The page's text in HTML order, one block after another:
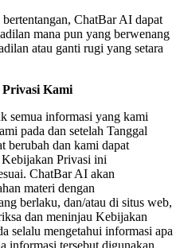
ChatBar AI dapat
mana pun yang berwenang
atau ganti rugi yang setara
Privasi Kami
semua informasi yang kami
pada dan setelah Tanggal
berubah dan kami dapat
Kebijakan Privasi ini
ChatBar AI akan
materi dengan
berlaku, dan/atau di situs web,
dan meninjau Kebijakan
selalu mengetahui informasi apa
informasi tersebut digunakan,